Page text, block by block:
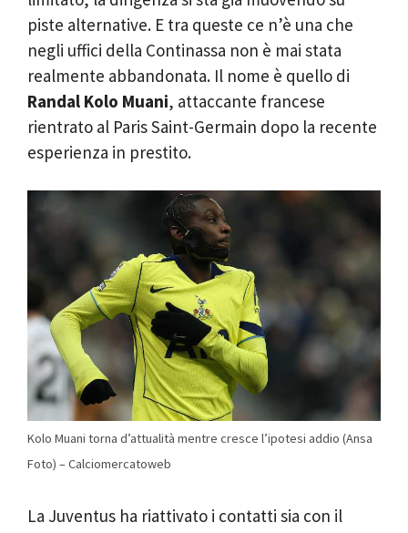
piste alternative. E tra queste ce n’è una che
negli uffici della Continassa non è mai stata
realmente abbandonata. Il nome è quello di
Randal Kolo Muani, attaccante francese
rientrato al Paris Saint-Germain dopo la recente
esperienza in prestito.
Kolo Muani torna d’attualità mentre cresce l’ipotesi addio (Ansa
Foto) – Calciomercatoweb
La Juventus ha riattivato i contatti sia con il